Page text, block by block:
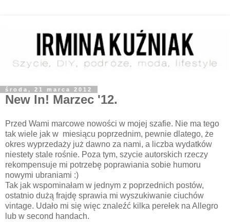
środa, 21 marca 2012
New In! Marzec '12.
Przed Wami marcowe nowości w mojej szafie. Nie ma tego
tak wiele jak w miesiącu poprzednim, pewnie dlatego, że
okres wyprzedaży już dawno za nami, a liczba wydatków
niestety stale rośnie. Poza tym, szycie autorskich rzeczy
rekompensuje mi potrzebę poprawiania sobie humoru
nowymi ubraniami :)
Tak jak wspominałam w jednym z poprzednich postów,
ostatnio dużą frajdę sprawia mi wyszukiwanie ciuchów
vintage. Udało mi się więc znaleźć kilka perełek na Allegro
lub w second handach.